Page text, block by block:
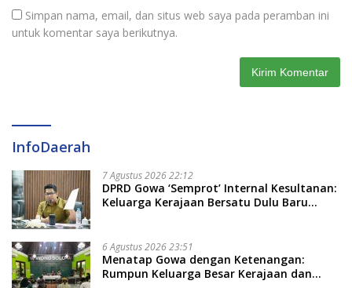
Simpan nama, email, dan situs web saya pada peramban ini
untuk komentar saya berikutnya.
InfoDaerah
7 Agustus 2026 22:12
DPRD Gowa ‘Semprot’ Internal Kesultanan:
Keluarga Kerajaan Bersatu Dulu Baru
6 Agustus 2026 23:51
Menatap Gowa dengan Ketenangan:
Rumpun Keluarga Besar Kerajaan dan